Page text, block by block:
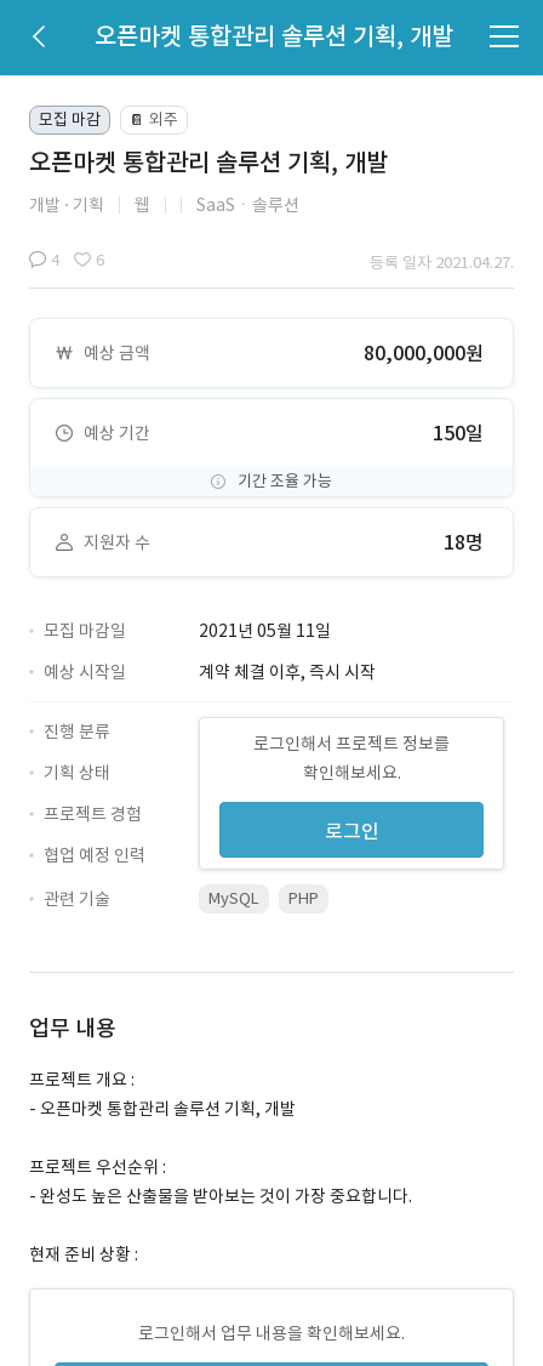
오픈마켓 통합관리 솔루션 기획, 개발
모집 마감 📔 외주
오픈마켓 통합관리 솔루션 기획, 개발
개발 기획 웹 SaaSㆍ솔루션
4 6 등록 일자 2021.04.27.
예상 금액 80,000,000원
예상 기간 150일
기간 조율 가능
지원자 수 18명
모집 마감일
2021년 05월 11일
예상 시작일
계약 체결 이후, 즉시 시작
로그인해서 프로젝트 정보를
확인해보세요.
로그인
진행 분류
기획 상태
프로젝트 경험
협업 예정 인력
관련 기술
MySQL PHP
업무 내용
프로젝트 개요 :
- 오픈마켓 통합관리 솔루션 기획, 개발
프로젝트 우선순위 :
- 완성도 높은 산출물을 받아보는 것이 가장 중요합니다.
현재 준비 상황 :
로그인해서 업무 내용을 확인해보세요.